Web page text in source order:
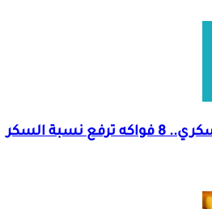
احذرها لو مريض سكري.. 8 فواكه ترفع نسبة السكر